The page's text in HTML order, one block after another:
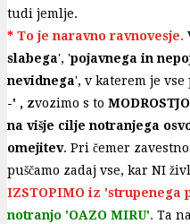
tudi jemlje.
* To je naravno ravnovesje.
slabega', 'pojavnega in
nevidnega', v katerem je
-' , zvozimo s to
na višje cilje notranjega
omejitev. Pri čemer
puščamo zadaj vse, kar NI
IZSTOPIMO iz 'strupenega
notranjo 'OAZO MIRU'. Ta